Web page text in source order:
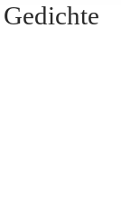
Gedichte